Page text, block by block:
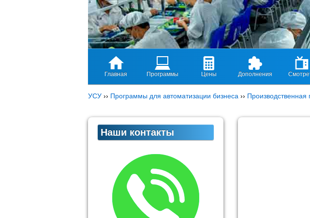
Главная Программы Цены Дополнения
УСУ ›› Программы для автоматизации бизнеса ›› Производственная
Наши контакты